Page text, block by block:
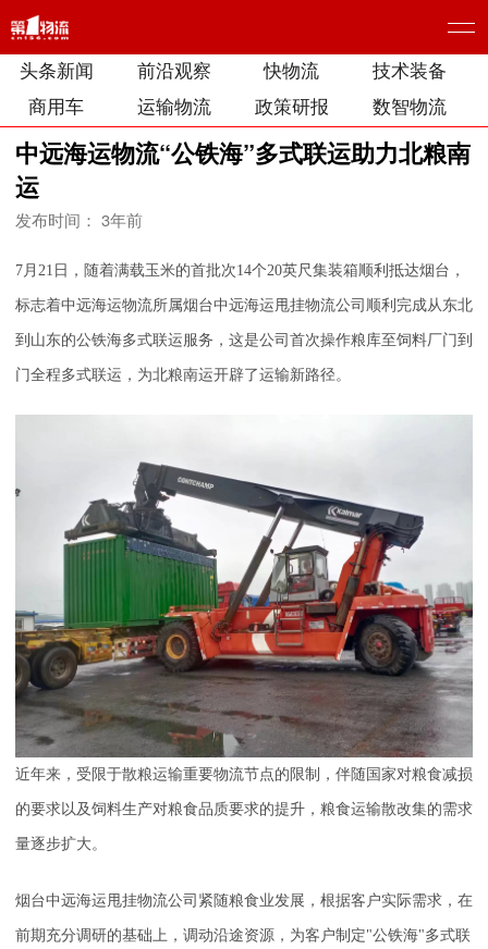
头条新闻 前沿观察 快物流
技术装备
商用车
运输物流 政策研报 数智物流
中远海运物流“公铁海”多式联运助力北粮南
运
发布时间： 3年前
7月21日，随着满载玉米的首批次14个20英尺集装箱顺利抵达烟台，
标志着中远海运物流所属烟台中远海运甩挂物流公司顺利完成从东北
到山东的公铁海多式联运服务，这是公司首次操作粮库至饲料厂门到
门全程多式联运，为北粮南运开辟了运输新路径。
近年来，受限于散粮运输重要物流节点的限制，伴随国家对粮食减损
的要求以及饲料生产对粮食品质要求的提升，粮食运输散改集的需求
量逐步扩大。
烟台中远海运甩挂物流公司紧随粮食业发展，根据客户实际需求，在
前期充分调研的基础上，调动沿途资源，为客户制定"公铁海"多式联